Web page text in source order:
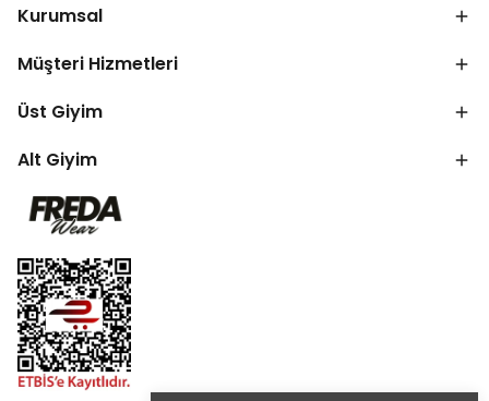
Kurumsal
Müşteri Hizmetleri
Üst Giyim
Alt Giyim